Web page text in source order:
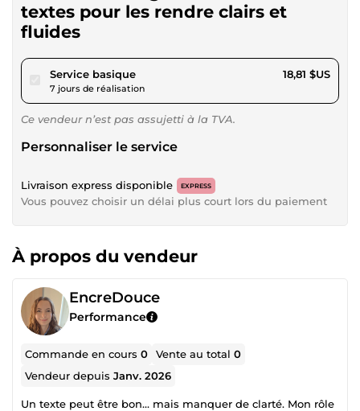
textes pour les rendre clairs et
fluides
Service basiquepour 17,34 $US
7 jours de réalisation
18,81 $US
Ce vendeur n’est pas assujetti à la TVA.
Personnaliser le service
Livraison express disponible EXPRESS
Vous pouvez choisir un délai plus court lors du paiement
À propos du vendeur
EncreDouce
Performance
Commande en cours0 Vente au total0
Vendeur depuisJanv. 2026
Un texte peut être bon… mais manquer de clarté. Mon rôle